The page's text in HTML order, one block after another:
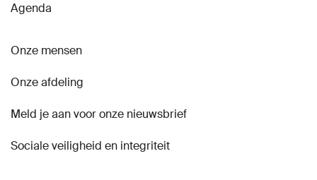
Agenda
Onze mensen
Onze afdeling
Meld je aan voor onze nieuwsbrief
Sociale veiligheid en integriteit